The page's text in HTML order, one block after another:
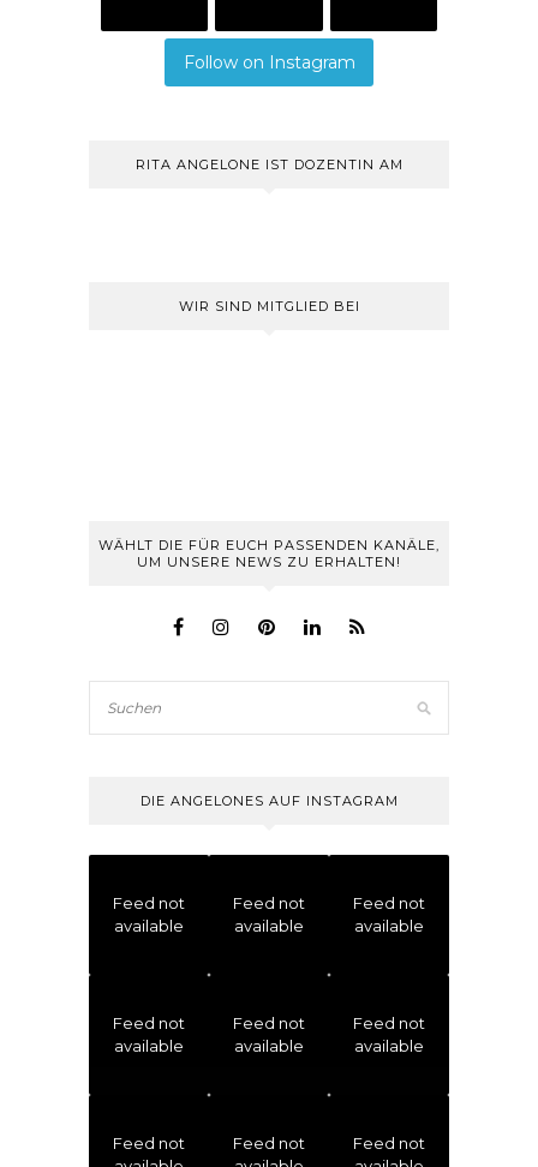
Follow on Instagram
RITA ANGELONE IST DOZENTIN AM
WIR SIND MITGLIED BEI
WÄHLT DIE FÜR EUCH PASSENDEN KANÄLE,
UM UNSERE NEWS ZU ERHALTEN!
DIE ANGELONES AUF INSTAGRAM
Feed not
available
Feed not
available
Feed not
available
Feed not
available
Feed not
available
Feed not
available
Feed not
Feed not
Feed not